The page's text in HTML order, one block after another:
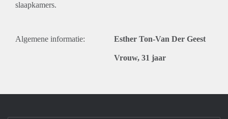
slaapkamers.
Algemene informatie: Esther Ton-Van Der Geest
Vrouw, 31 jaar